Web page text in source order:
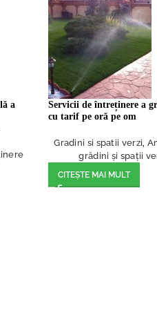
a
Servicii de întreținere a
cu tarif pe oră pe om
Gradini si spatii verzi,
grădini și spații
CITEȘTE MAI MULT